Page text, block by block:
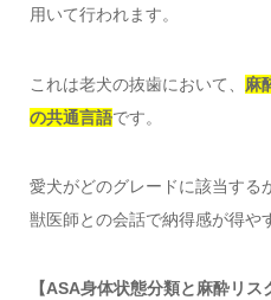
用いて行われます。
これは老犬の抜歯において、 麻
の共通言語です。
愛犬がどのグレードに該当する
獣医師との会話で納得感が得や
【ASA身体状態分類と麻酔リス